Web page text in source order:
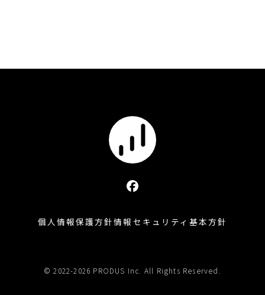
個人情報保護方針情報セキュリティ基本方針
© 2022-2026 PRODUS Inc. All Rights Reserved.